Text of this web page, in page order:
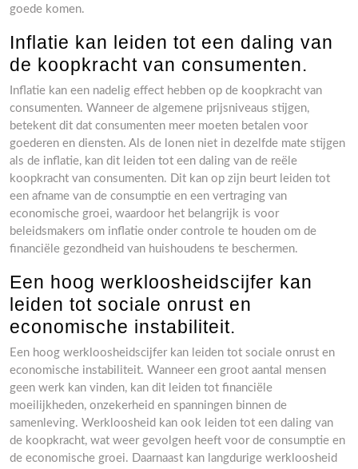
goede komen.
Inflatie kan leiden tot een daling van
de koopkracht van consumenten.
Inflatie kan een nadelig effect hebben op de koopkracht van
consumenten. Wanneer de algemene prijsniveaus stijgen,
betekent dit dat consumenten meer moeten betalen voor
goederen en diensten. Als de lonen niet in dezelfde mate stijgen
als de inflatie, kan dit leiden tot een daling van de reële
koopkracht van consumenten. Dit kan op zijn beurt leiden tot
een afname van de consumptie en een vertraging van
economische groei, waardoor het belangrijk is voor
beleidsmakers om inflatie onder controle te houden om de
financiële gezondheid van huishoudens te beschermen.
Een hoog werkloosheidscijfer kan
leiden tot sociale onrust en
economische instabiliteit.
Een hoog werkloosheidscijfer kan leiden tot sociale onrust en
economische instabiliteit. Wanneer een groot aantal mensen
geen werk kan vinden, kan dit leiden tot financiële
moeilijkheden, onzekerheid en spanningen binnen de
samenleving. Werkloosheid kan ook leiden tot een daling van
de koopkracht, wat weer gevolgen heeft voor de consumptie en
de economische groei. Daarnaast kan langdurige werkloosheid